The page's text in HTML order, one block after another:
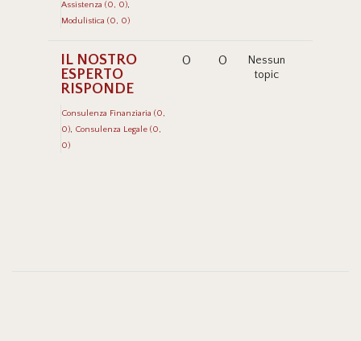
Assistenza (0, 0)
Modulistica (0, 0)
IL NOSTRO
ESPERTO
RISPONDE
Consulenza Finanziaria (0,
0) Consulenza Legale (0,
0)
0 0
Nessun
topic